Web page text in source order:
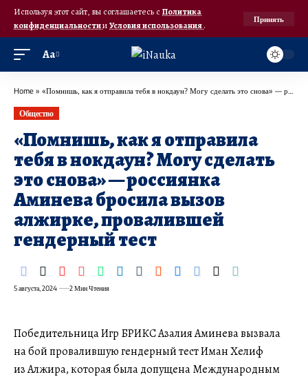
Используя этот сайт, вы соглашаетесь с Политика
конфиденциальностииУсловия использования.
Принять
Аа
Home » «Помнишь, как я отправила тебя в нокдаун? Могу сделать это снова» — россиянка Аминева бросила вызов алжирке, провалившей гендерный тест
Общество
«Помнишь, как я отправила
тебя в нокдаун? Могу сделать
это снова» — россиянка
Аминева бросила вызов
алжирке, провалившей
гендерный тест
5 августа, 2024 2 Мин Чтения
Победительница Игр БРИКС Азалия Аминева вызвала
на бой провалившую гендерный тест Иман Хелиф
из Алжира, которая была допущена Международным